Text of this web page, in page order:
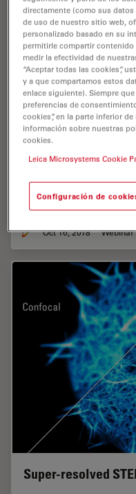
Live Cell Isolation
Laser microdissection
in tissues to
routine use for fixed
Oct 16, 2018 Webinar
Super-resolved
directamente (como sus
de uso de nuestro sitio web,
personalizado basado en su
permitirle compartir contenido
medir la efectividad de
“Aceptar todas las cookies”,
y a que compartamos estos
enlace siguiente). Siempre
preferencias de
cookies”, en la parte inferior
información sobre nuestras
cookies.
Leica Microsystems Cookie
Configuración de